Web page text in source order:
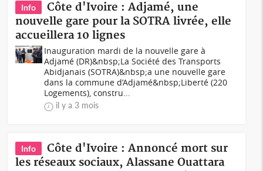
Info
Côte d'Ivoire : Adjamé, une
nouvelle gare pour la SOTRA livrée, elle
accueillera 10 lignes
Inauguration mardi de la nouvelle gare à
Adjamé (DR)&nbsp;La Société des Transports
Abidjanais (SOTRA)&nbsp;a une nouvelle gare
dans la commune d’Adjamé&nbsp;Liberté (220
Logements), constru...
il y a 3 mois
Info
Côte d'Ivoire : Annoncé mort sur
les réseaux sociaux, Alassane Ouattara